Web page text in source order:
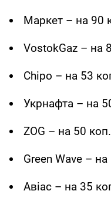
Маркет – на 90
VostokGaz – на
Chipo – на 53
Укрнафта – на
ZOG – на 50
Green Wave –
Авіас – на 35